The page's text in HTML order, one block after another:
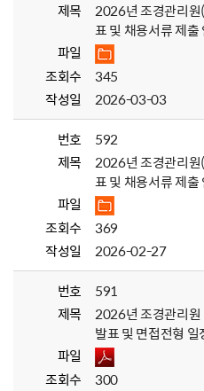
제목
2026년 조경관리원
표 및 채용서류 제출
파일
조회수
345
작성일
2026-03-03
번호
592
제목
2026년 조경관리원
표 및 채용서류 제출
파일
조회수
369
작성일
2026-02-27
번호
591
제목
2026년 조경관리원
발표 및 면접전형 일
파일
조회수
300